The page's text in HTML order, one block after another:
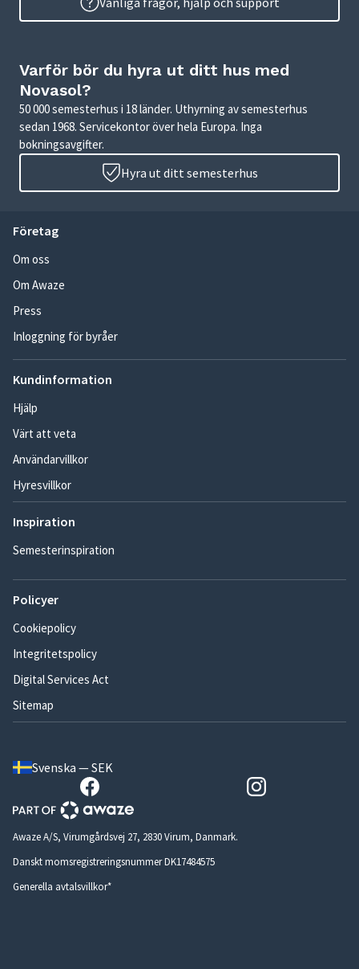
Varför bör du hyra ut ditt hus med
Novasol?
50 000 semesterhus i 18 länder. Uthyrning av semesterhus
sedan 1968. Servicekontor över hela Europa. Inga
bokningsavgifter.
Hyra ut ditt semesterhus
Företag
Om oss
Om Awaze
Press
Inloggning för byråer
Kundinformation
Hjälp
Värt att veta
Användarvillkor
Hyresvillkor
Inspiration
Semesterinspiration
Policyer
Cookiepolicy
Integritetspolicy
Digital Services Act
Sitemap
Svenska — SEK
Awaze A/S, Virumgårdsvej 27, 2830 Virum, Danmark.
Danskt momsregistreringsnummer DK17484575
Generella avtalsvillkor*